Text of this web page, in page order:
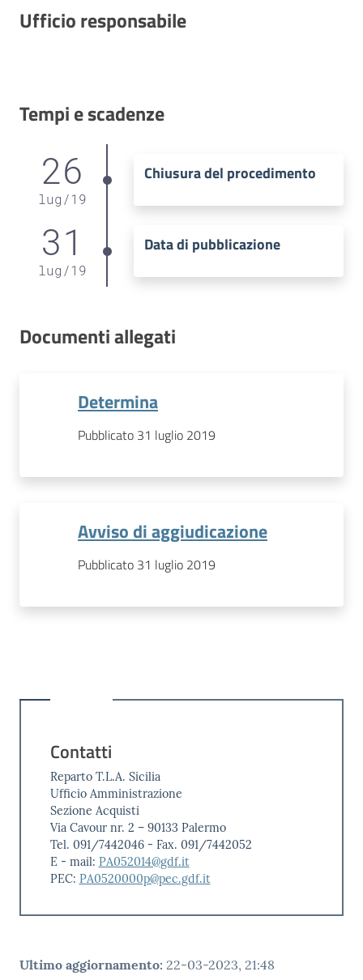
Ufficio responsabile
Tempi e scadenze
26
lug /19
Chiusura del procedimento
31
lug /19
Data di pubblicazione
Documenti allegati
Determina
Pubblicato 31 luglio 2019
Avviso di aggiudicazione
Pubblicato 31 luglio 2019
Contatti
Reparto T.L.A. Sicilia
Ufficio Amministrazione
Sezione Acquisti
Via Cavour nr. 2 – 90133 Palermo
Tel. 091/7442046 - Fax. 091/7442052
E - mail: PA052014@gdf.it
PEC: PA0520000p@pec.gdf.it
Ultimo aggiornamento: 22-03-2023, 21:48